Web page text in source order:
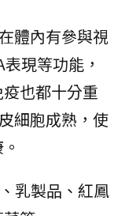
體內有參與視
現等功能，
也都十分重
細胞成熟，使
乳製品、紅鳳